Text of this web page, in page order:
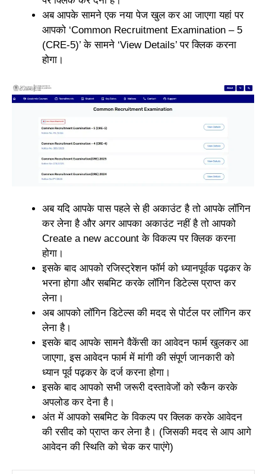
अब आपके सामने एक नया पेज खुल कर आ जाएगा यहां पर
आपको ‘Common Recruitment Examination – 5
(CRE-5)’ के सामने ‘View Details’ पर क्लिक करना
होगा।
अब यदि आपके पास पहले से ही अकाउंट है तो आपके लॉगिन
कर लेना है और अगर आपका अकाउंट नहीं है तो आपको
Create a new account के विकल्प पर क्लिक करना
होगा।
इसके बाद आपको रजिस्ट्रेशन फॉर्म को ध्यानपूर्वक पढ़कर के
भरना होगा और सबमिट करके लॉगिन डिटेल्स प्राप्त कर
लेना।
अब आपको लॉगिन डिटेल्स की मदद से पोर्टल पर लॉगिन कर
लेना है।
इसके बाद आपके सामने वैकेंसी का आवेदन फार्म खुलकर आ
जाएगा, इस आवेदन फार्म में मांगी की संपूर्ण जानकारी को
ध्यान पूर्व पढ़कर के दर्ज करना होगा।
इसके बाद आपको सभी जरूरी दस्तावेजों को स्कैन करके
अपलोड कर देना है।
अंत में आपको सबमिट के विकल्प पर क्लिक करके आवेदन
की रसीद को प्राप्त कर लेना है। (जिसकी मदद से आप आगे
आवेदन की स्थिति को चेक कर पाएंगे)